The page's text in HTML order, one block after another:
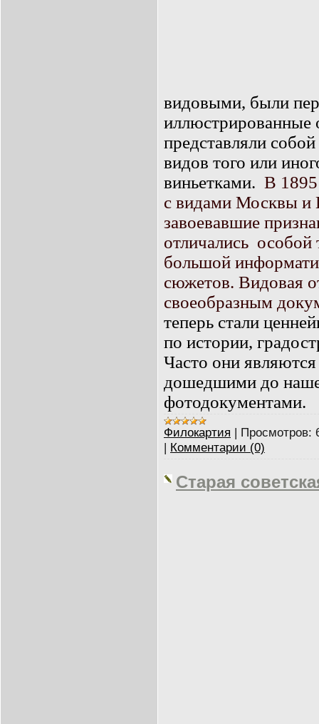
видовыми, были
иллюстрированные
представляли
видов того или
виньетками. В
с видами Москвы и
завоевавшие
отличались особой
большой
сюжетов. Видовая
своеобразным
теперь стали
по истории,
Часто они
дошедшими до
фотодокументами.
Филокартия | Просмотров:
| Комментарии (0)
Старая